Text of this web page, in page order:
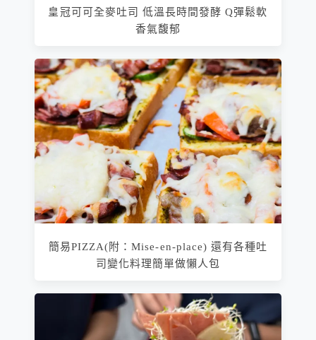
皇冠可可全麥吐司 低溫長時間發酵 Q彈鬆軟
香氣馥郁
簡易PIZZA(附：Mise-en-place) 還有各種吐
司變化料理簡單做懶人包